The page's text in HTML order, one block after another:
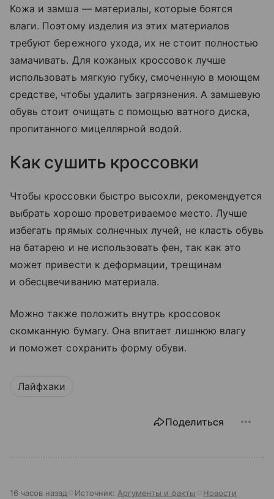
Кожа и замша — материалы, которые боятся
влаги. Поэтому изделия из этих материалов
требуют бережного ухода, их не стоит полностью
замачивать. Для кожаных кроссовок лучше
использовать мягкую губку, смоченную в моющем
средстве, чтобы удалить загрязнения. А замшевую
обувь стоит очищать с помощью ватного диска,
пропитанного мицеллярной водой.
Как сушить кроссовки
Чтобы кроссовки быстро высохли, рекомендуется
выбрать хорошо проветриваемое место. Лучше
избегать прямых солнечных лучей, не класть обувь
на батарею и не использовать фен, так как это
может привести к деформации, трещинам
и обесцвечиванию материала.
Можно также положить внутрь кроссовок
скомканную бумагу. Она впитает лишнюю влагу
и поможет сохранить форму обуви.
Лайфхаки
Поделиться
16 часов назад Источник: Аргументы и факты Новости